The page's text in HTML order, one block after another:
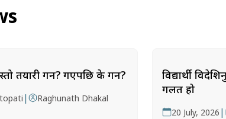
तयारी गर्ने? गएपछि के गर्ने?
| Raghunath Dhakal
विद्यार्थी
गलत हो
20 July, 2026 |